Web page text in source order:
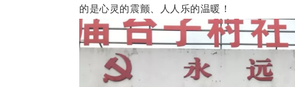
的是心灵的震颤、人人乐的温暖！